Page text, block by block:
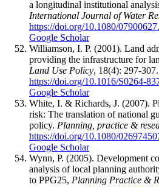
a longitudinal institutional
International Journal of Water
https://doi.org/10.1080/
Google Scholar
Williamson, I. P. (2001). Land
providing the infrastructure for
Land Use Policy, 18(4): 297-307.
https://doi.org/10.1016/S0264-
Google Scholar
White, I. & Richards, J. (2007).
risk: The translation of national
policy. Planning, practice &
https://doi.org/10.1080/
Google Scholar
Wynn, P. (2005). Development
analysis of local planning
to PPG25, Planning Practice &